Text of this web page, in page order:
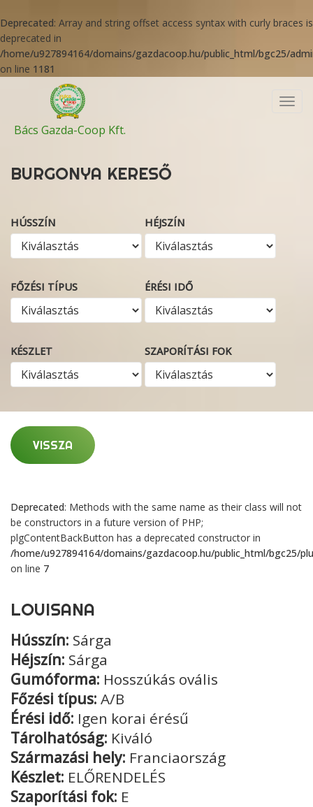
Deprecated: Array and string offset access syntax with curly braces is
deprecated in
/home/u927894164/domains/gazdacoop.hu/public_html/bgc25/
on line 1181
Bács Gazda-Coop Kft.
BURGONYA KERESŐ
HÚSSZÍN HÉJSZÍN
FŐZÉSI TÍPUS ÉRÉSI IDŐ
KÉSZLET SZAPORÍTÁSI FOK
VISSZA
Deprecated: Methods with the same name as their class will not
be constructors in a future version of PHP;
plgContentBackButton has a deprecated constructor in
/home/u927894164/domains/gazdacoop.hu/public_html/bgc25/
on line 7
LOUISANA
Hússzín: Sárga
Héjszín: Sárga
Gumóforma: Hosszúkás ovális
Főzési típus: A/B
Érési idő: Igen korai érésű
Tárolhatóság: Kiváló
Származási hely: Franciaország
Készlet: ELŐRENDELÉS
Szaporítási fok: E